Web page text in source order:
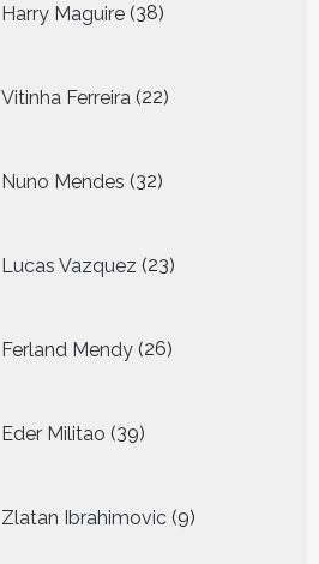
Harry Maguire 38
producten
Vitinha Ferreira 22
producten
Nuno Mendes 32
producten
Lucas Vazquez 23
producten
Ferland Mendy 26
producten
Eder Militao 39
producten
Zlatan Ibrahimovic 9
producten